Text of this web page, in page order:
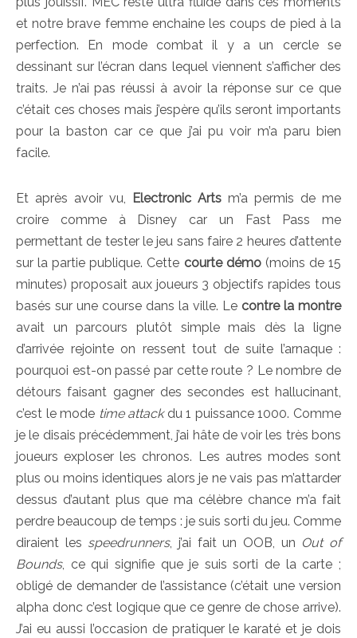
et notre brave femme enchaine les coups de pied à la
perfection. En mode combat il y a un cercle se
dessinant sur l’écran dans lequel viennent s’afficher des
traits. Je n’ai pas réussi à avoir la réponse sur ce que
c’était ces choses mais j’espère qu’ils seront importants
pour la baston car ce que j’ai pu voir m’a paru bien
facile.
Et après avoir vu, Electronic Arts m’a permis de me
croire comme à Disney car un Fast Pass me
permettant de tester le jeu sans faire 2 heures d’attente
sur la partie publique. Cette courte démo(moins de 15
minutes) proposait aux joueurs 3 objectifs rapides tous
basés sur une course dans la ville. Le contre la montre
avait un parcours plutôt simple mais dès la ligne
d’arrivée rejointe on ressent tout de suite l’arnaque :
pourquoi est-on passé par cette route ? Le nombre de
détours faisant gagner des secondes est hallucinant,
c’est le mode time attackdu 1 puissance 1000. Comme
je le disais précédemment, j’ai hâte de voir les très bons
joueurs exploser les chronos. Les autres modes sont
plus ou moins identiques alors je ne vais pas m’attarder
dessus d’autant plus que ma célèbre chance m’a fait
perdre beaucoup de temps : je suis sorti du jeu. Comme
diraient les speedrunners, j’ai fait un OOB, un Out of
Bounds, ce qui signifie que je suis sorti de la carte ;
obligé de demander de l’assistance (c’était une version
alpha donc c’est logique que ce genre de chose arrive).
J’ai eu aussi l’occasion de pratiquer le karaté et je dois